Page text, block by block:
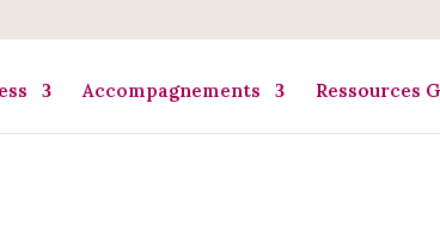
Accompagnements Ressources